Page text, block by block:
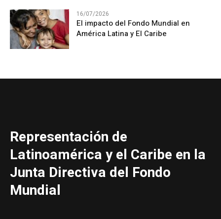
16/07/2026
El impacto del Fondo Mundial en
América Latina y El Caribe
Representación de
Latinoamérica y el Caribe en la
Junta Directiva del Fondo
Mundial